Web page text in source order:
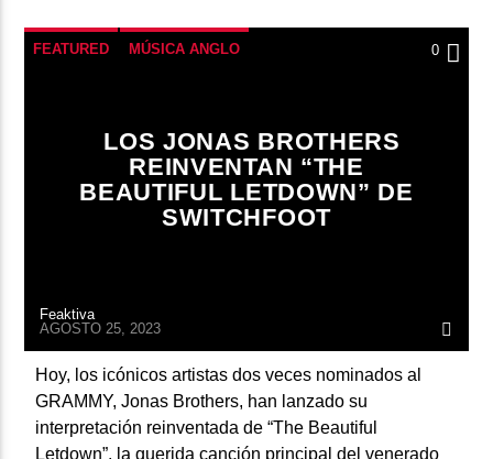
FEATURED MÚSICA ANGLO 0
LOS JONAS BROTHERS
REINVENTAN “THE
BEAUTIFUL LETDOWN” DE
SWITCHFOOT
Feaktiva
AGOSTO 25, 2023
Hoy, los icónicos artistas dos veces nominados al
GRAMMY, Jonas Brothers, han lanzado su
interpretación reinventada de “The Beautiful
Letdown”, la querida canción principal del venerado